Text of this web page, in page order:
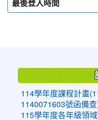
最後登入時間
114學年度課程計畫
1140071603號函備查
115學年度各年級領